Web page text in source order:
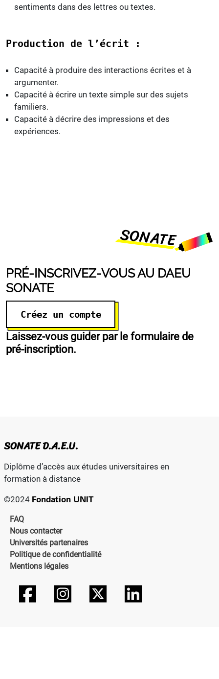
sentiments dans des lettres ou textes.
Production de l’écrit :
Capacité à produire des interactions écrites et à
argumenter.
Capacité à écrire un texte simple sur des sujets
familiers.
Capacité à décrire des impressions et des
expériences.
PRÉ-INSCRIVEZ-VOUS AU DAEU
SONATE
Créez un compte
Laissez-vous guider par le formulaire de
pré-inscription.
SONATE D.A.E.U.
Diplôme d’accès aux études universitaires en
formation à distance
©2024 Fondation UNIT
FAQ
Nous contacter
Universités partenaires
Politique de confidentialité
Mentions légales